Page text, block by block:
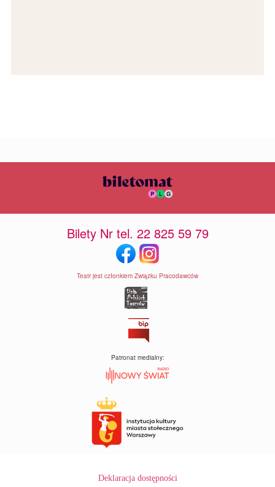
Bilety Nr tel. 22 825 59 79
Teatr jest członkiem Związku Pracodawców
Patronat medialny:
Deklaracja dostępności